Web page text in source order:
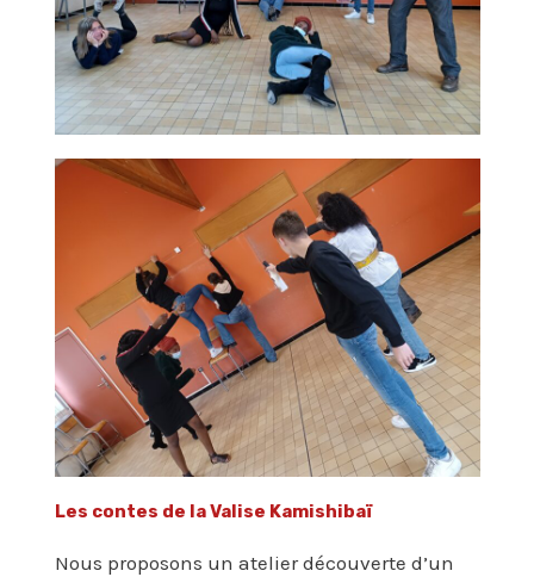
Les contes de la Valise Kamishibaï
Nous proposons un atelier découverte d’un